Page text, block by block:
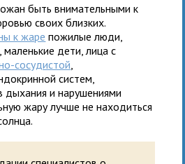
быть внимательными к
своих близких.
к жаре пожилые люди,
дети, лица с
сосудистой
систем,
дыхания и нарушениями
жару лучше не находиться